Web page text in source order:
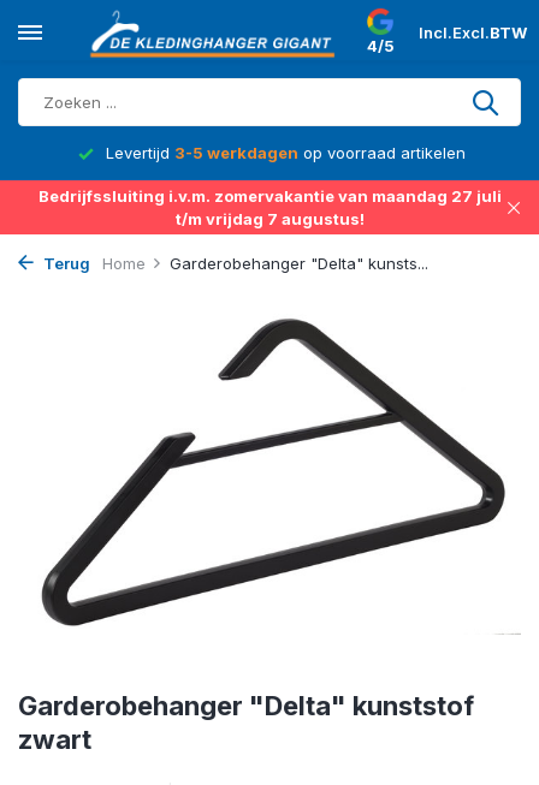
4/5
Incl.Excl.BTW
Levertijd 3-5 werkdagen op voorraad artikelen
Bedrijfssluiting i.v.m. zomervakantie van maandag 27 juli
t/m vrijdag 7 augustus!
Terug Home Garderobehanger "Delta" kunsts...
Garderobehanger "Delta" kunststof
zwart